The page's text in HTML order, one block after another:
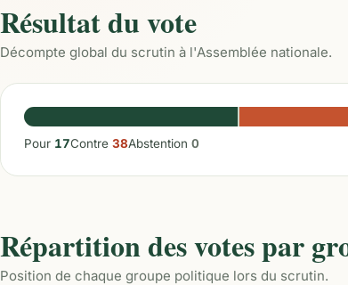
Résultat du vote
Décompte global du scrutin à l'Assemblée nationale.
Pour 17Contre 38Abstention 0
Répartition des votes par
Position de chaque groupe politique lors du scrutin.